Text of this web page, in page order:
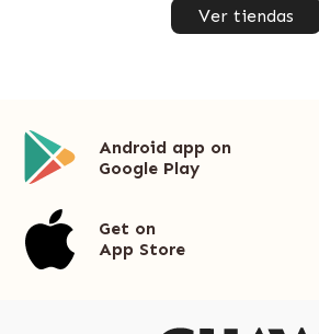
Ver tiendas
Android app on
Google Play
Get on
App Store